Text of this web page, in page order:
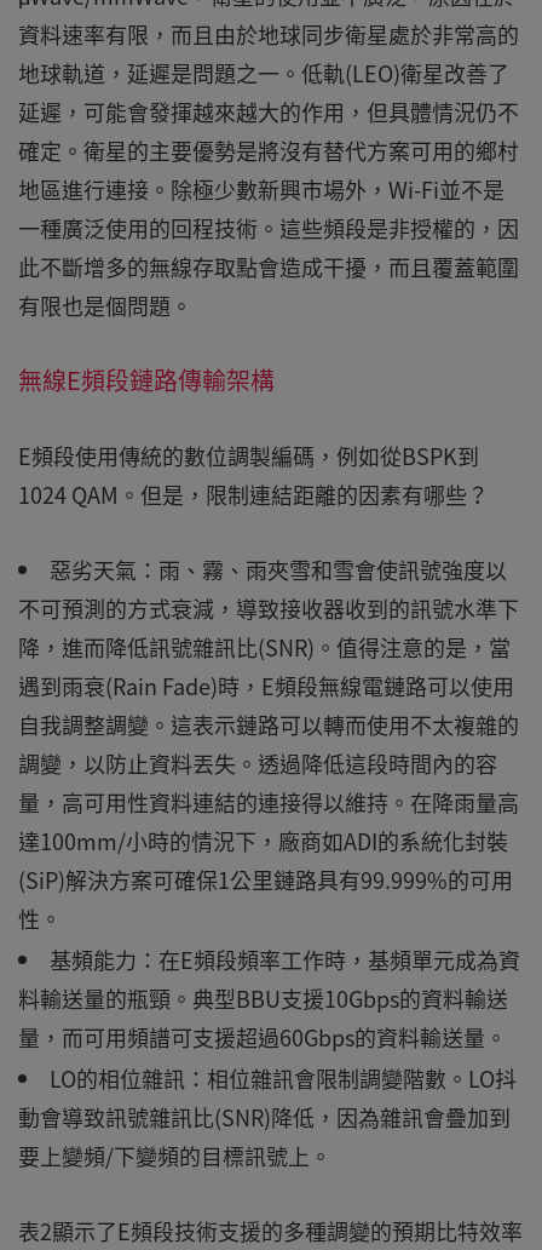
資料速率有限，而且由於地球同步衛星處於非常高的
地球軌道，延遲是問題之一。低軌(LEO)衛星改善了
延遲，可能會發揮越來越大的作用，但具體情況仍不
確定。衛星的主要優勢是將沒有替代方案可用的鄉村
地區進行連接。除極少數新興市場外，Wi-Fi並不是
一種廣泛使用的回程技術。這些頻段是非授權的，因
此不斷增多的無線存取點會造成干擾，而且覆蓋範圍
有限也是個問題。
無線E頻段鏈路傳輸架構
E頻段使用傳統的數位調製編碼，例如從BSPK到
1024 QAM。但是，限制連結距離的因素有哪些？
惡劣天氣：雨、霧、雨夾雪和雪會使訊號強度以
不可預測的方式衰減，導致接收器收到的訊號水準下
降，進而降低訊號雜訊比(SNR)。值得注意的是，當
遇到雨衰(Rain Fade)時，E頻段無線電鏈路可以使用
自我調整調變。這表示鏈路可以轉而使用不太複雜的
調變，以防止資料丟失。透過降低這段時間內的容
量，高可用性資料連結的連接得以維持。在降雨量高
達100mm/小時的情況下，廠商如ADI的系統化封裝
(SiP)解決方案可確保1公里鏈路具有99.999%的可用
性。
基頻能力：在E頻段頻率工作時，基頻單元成為資
料輸送量的瓶頸。典型BBU支援10Gbps的資料輸送
量，而可用頻譜可支援超過60Gbps的資料輸送量。
LO的相位雜訊：相位雜訊會限制調變階數。LO抖
動會導致訊號雜訊比(SNR)降低，因為雜訊會疊加到
要上變頻/下變頻的目標訊號上。
表2顯示了E頻段技術支援的多種調變的預期比特效率